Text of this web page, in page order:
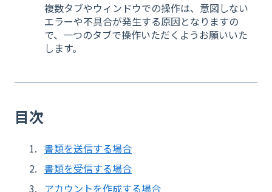
複数タブやウィンドウでの操作は、意図しない
エラーや不具合が発生する原因となりますの
で、一つのタブで操作いただくようお願いいた
します。
目次
書類を送信する場合
書類を受信する場合
アカウントを作成する場合